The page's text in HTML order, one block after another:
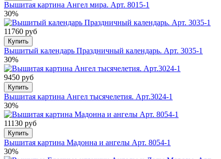
Вышитая картина Ангел мира. Арт. 8015-1
30%
11760 руб
Купить
Вышитый календарь Праздничный календарь. Арт. 3035-1
30%
9450 руб
Купить
Вышитая картина Ангел тысячелетия. Арт.3024-1
30%
11130 руб
Купить
Вышитая картина Мадонна и ангелы Арт. 8054-1
30%